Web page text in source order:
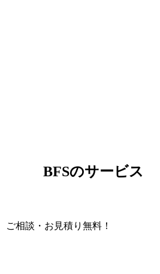
BFSのサービス
ご相談・お見積り無料！